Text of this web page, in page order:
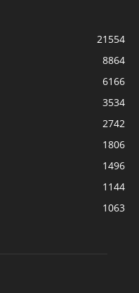
21554
8864
6166
3534
2742
1806
1496
1144
1063